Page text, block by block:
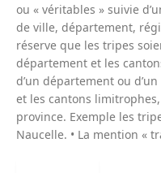
ou « véritables » suivie
de ville, département,
réserve que les tripes
département et les
d’un département ou
et les cantons limitrophes,
province. Exemple les
Naucelle. • La mention «